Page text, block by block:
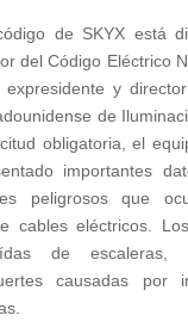
de SKYX está
del Código Eléctrico
expresidente y
de
obligatoria, el
importantes
peligrosos que
cables eléctricos.
de escaleras,
causadas por